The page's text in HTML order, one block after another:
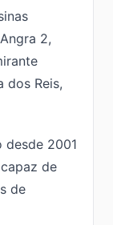
2,
dos Reis,
desde 2001
de
de